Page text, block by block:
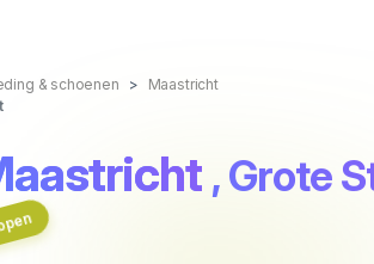
& schoenen
Maastricht
, Grote